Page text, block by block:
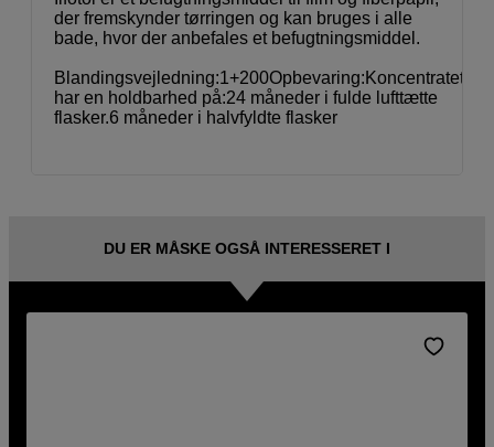
der fremskynder tørringen og kan bruges i alle
bade, hvor der anbefales et befugtningsmiddel.
Blandingsvejledning:1+200Opbevaring:Koncentratet
har en holdbarhed på:24 måneder i fulde lufttætte
flasker.6 måneder i halvfyldte flasker
DU ER MÅSKE OGSÅ INTERESSERET I